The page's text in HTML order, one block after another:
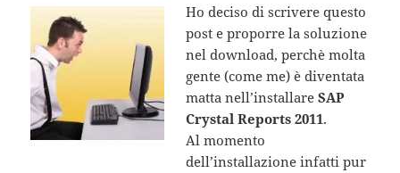
Ho deciso di scrivere questo
post e proporre la soluzione
nel download, perchè molta
gente (come me) è diventata
matta nell’installareSAP
Crystal Reports 2011.
Al momento
dell’installazione infatti pur